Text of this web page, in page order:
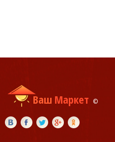
Ваш Маркет ©